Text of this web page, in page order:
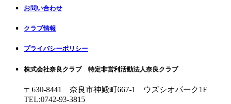
お問い合わせ
クラブ情報
プライバシーポリシー
株式会社奈良クラブ 特定非営利活動法人奈良クラブ
〒630-8441 奈良市神殿町667-1
ウズシオパーク1F
TEL:0742-93-3815